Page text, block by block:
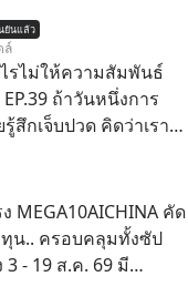
ยันแล้ว
ล์
ไรไม่ให้ความสัมพันธ์
ถ้าวันหนึ่งการ
สึกเจ็บปวด คิดว่าเรา
อน แต่พอตั้งใจจะ
สักครั้ง กลับทำให้เกิด
โดยรายการ
ฮสต์ทั้ง 2 ท่าน แทป-
MEGA10AICHINA คัด
ทุน.. ครอบคลุมทั้งซัป